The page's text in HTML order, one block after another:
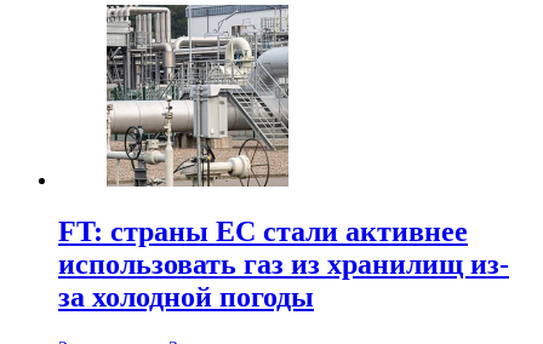
FT: страны ЕС стали активнее
использовать газ из хранилищ из-
за холодной погоды